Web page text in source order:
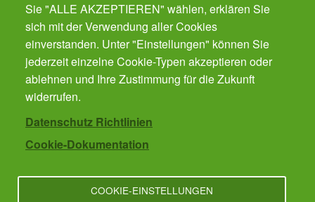
Sie "ALLE AKZEPTIEREN" wählen, erklären Sie
sich mit der Verwendung aller Cookies
einverstanden. Unter "Einstellungen" können Sie
jederzeit einzelne Cookie-Typen akzeptieren oder
ablehnen und Ihre Zustimmung für die Zukunft
widerrufen.
Datenschutz Richtlinien
Cookie-Dokumentation
COOKIE-EINSTELLUNGEN
Cookies verwalten
Kontakt
Impressum